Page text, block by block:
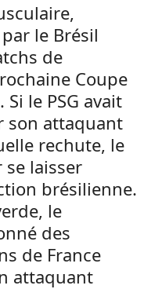
le Brésil
de
Coupe
le PSG avait
son attaquant
rechute, le
laisser
brésilienne.
le
des
de France
attaquant